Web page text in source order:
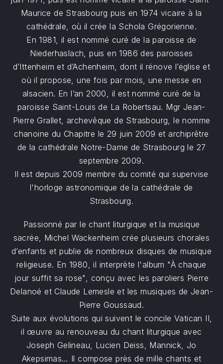
Maurice de Strasbourg puis en 1974 vicaire à la
cathédrale, où il crée la Schola Grégorienne.
En 1981, il est nommé curé de la paroisse de
Niederhaslach, puis en 1986 des paroisses
d’Ittenheim et d’Achenheim, dont il rénove l’église et
où il propose, une fois par mois, une messe en
alsacien. En l’an 2000, il est nommé curé de la
paroisse Saint-Louis de La Robertsau. Mgr Jean-
Pierre Grallet, archevêque de Strasbourg, le nomme
chanoine du Chapitre le 29 juin 2009 et archiprêtre
de la cathédrale Notre-Dame de Strasbourg le 27
septembre 2009.
Il est depuis 2009 membre du comité qui supervise
l'horloge astronomique de la cathédrale de
Strasbourg.
Passionné par le chant liturgique et la musique
sacrée, Michel Wackenheim crée plusieurs chorales
d’enfants et publie de nombreux disques de musique
religieuse. En 1980, il interprète l'album "À chaque
jour suffit sa rose", conçu avec les paroliers Pierre
Delanoé et Claude Lemesle et les musiques de Jean-
Pierre Goussaud.
Suite aux évolutions qui suivent le concile Vatican II,
il œuvre au renouveau du chant liturgique avec
Joseph Gelineau, Lucien Deiss, Mannick, Jo
Akepsimas… Il compose près de mille chants et